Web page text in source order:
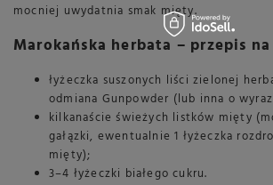
mocniej uwydatnia smak mięty.
Marokańska herbata – przepis
łyżeczka suszonych liści zielonej
odmiana Gunpowder (lub inna o
kilkanaście świeżych listków mięty
gałązki, ewentualnie 1 łyżeczka
mięty);
3–4 łyżeczki białego cukru.